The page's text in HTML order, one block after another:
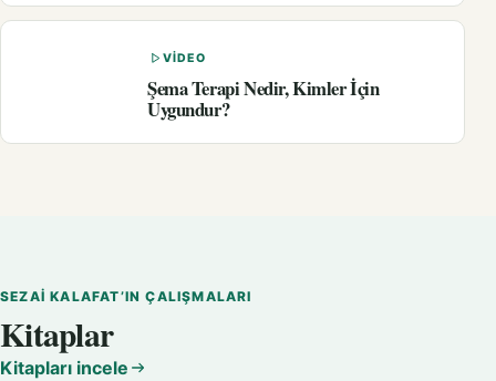
VIDEO
Şema Terapi Nedir, Kimler İçin
Uygundur?
SEZAI KALAFAT’IN ÇALIŞMALARI
Kitaplar
Kitapları incele